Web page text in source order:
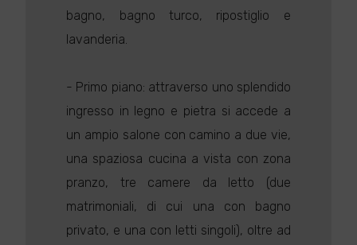
bagno, bagno turco, ripostiglio e
lavanderia.
- Primo piano: attraverso uno splendido
ingresso in legno e pietra si accede a
un ampio salone con camino a due vie,
una spaziosa cucina a vista con zona
pranzo, tre camere da letto (due
matrimoniali, di cui una con bagno
privato, e una con letti singoli), oltre ad